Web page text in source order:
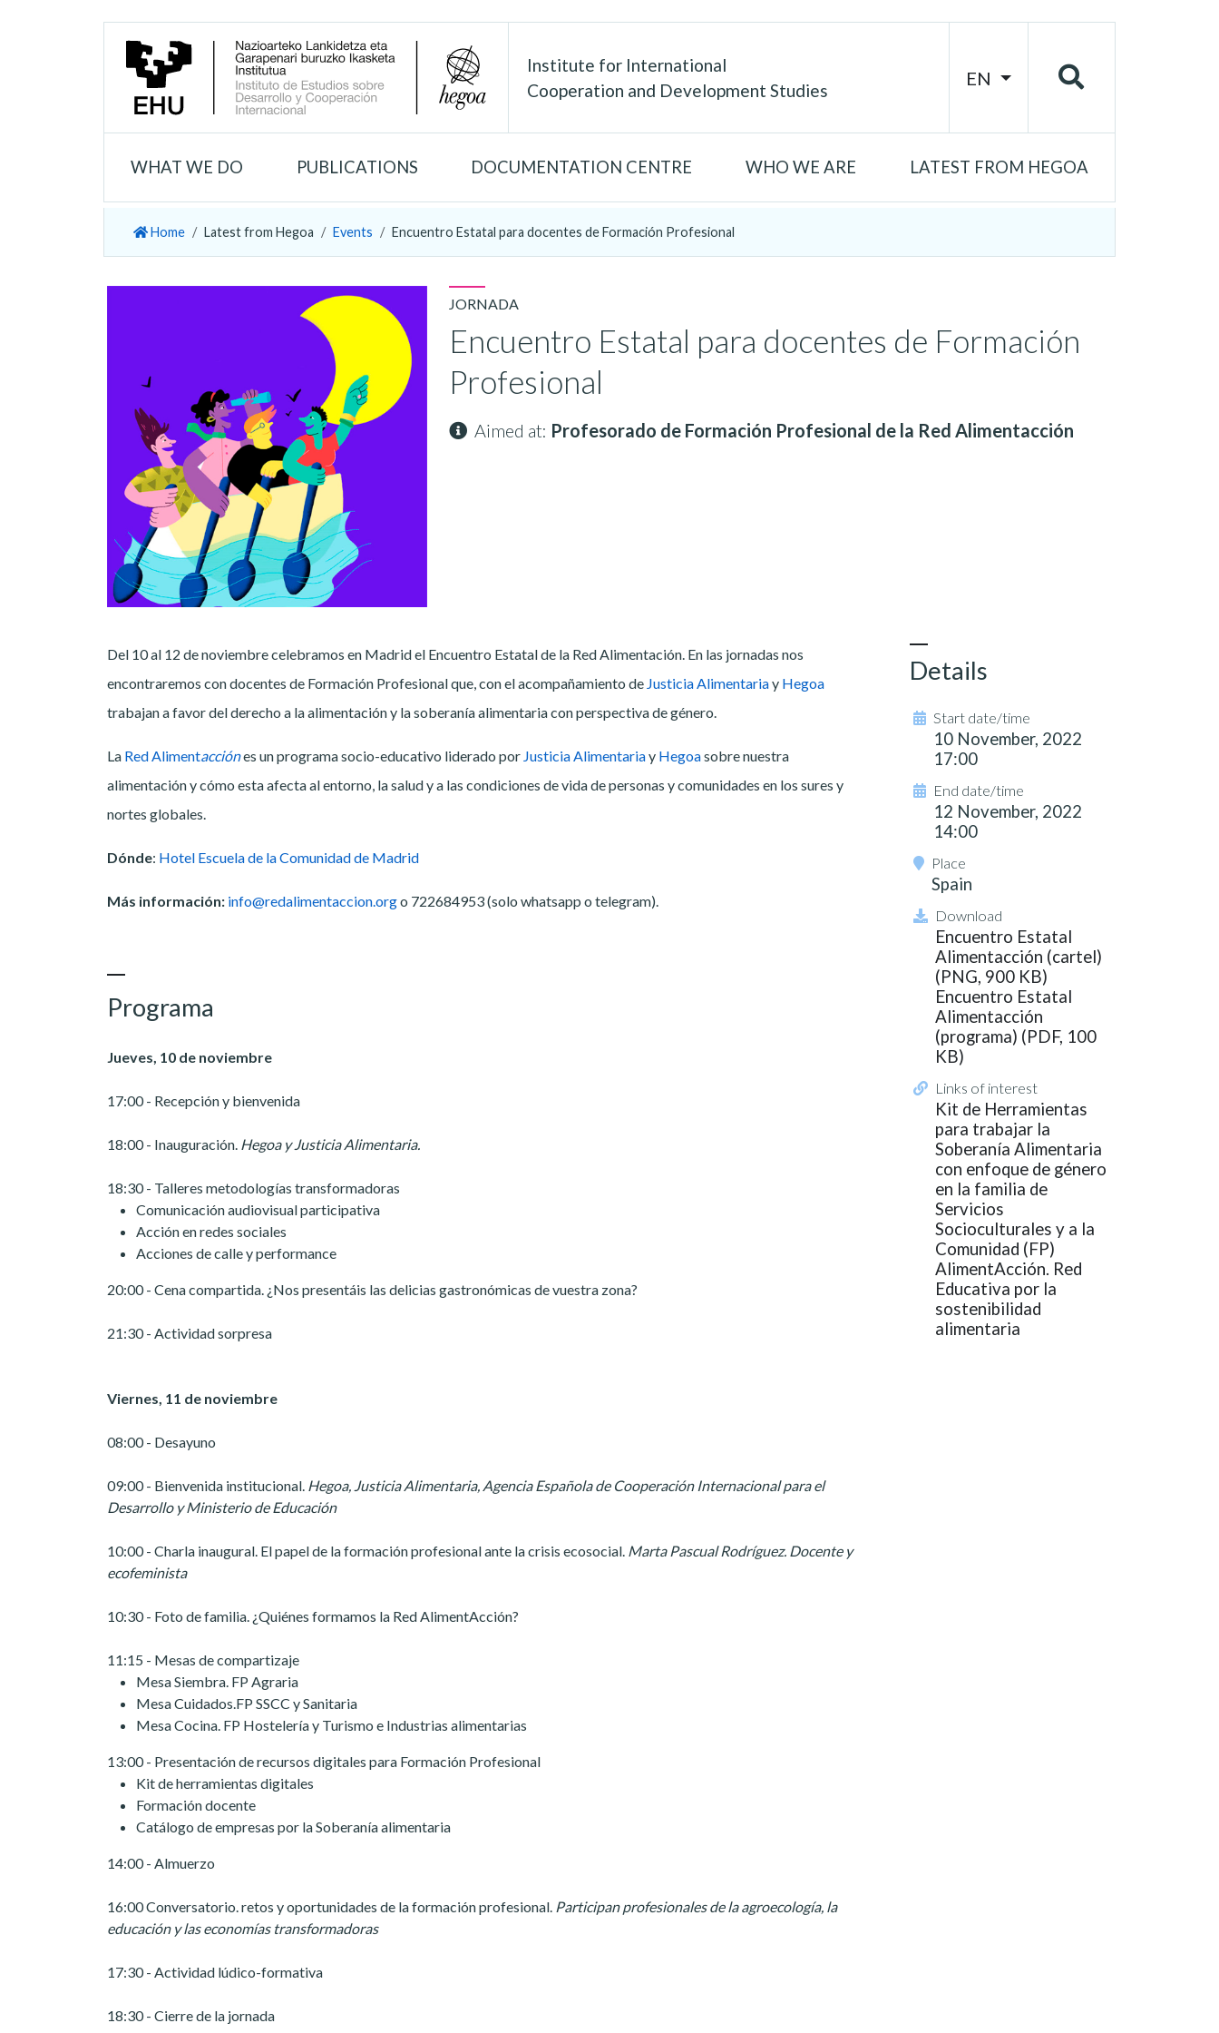
Institute for International
Cooperation and Development Studies
EN
WHAT WE DO PUBLICATIONS DOCUMENTATION CENTRE WHO WE ARE LATEST FROM HEGOA
Home Latest from Hegoa Events Encuentro Estatal para docentes de Formación Profesional
JORNADA
Encuentro Estatal para docentes de Formación
Profesional
Aimed at: Profesorado de Formación Profesional de la Red Alimentacción
Del 10 al 12 de noviembre celebramos en Madrid el Encuentro Estatal de la Red Alimentación. En las jornadas nos
encontraremos con docentes de Formación Profesional que, con el acompañamiento de Justicia Alimentariay Hegoa
trabajan a favor del derecho a la alimentación y la soberanía alimentaria con perspectiva de género.
La Red Alimentacciónes un programa socio-educativo liderado por Justicia Alimentariay Hegoasobre nuestra
alimentación y cómo esta afecta al entorno, la salud y a las condiciones de vida de personas y comunidades en los sures y
nortes globales.
Dónde: Hotel Escuela de la Comunidad de Madrid
Más información: info@redalimentaccion.orgo 722684953 (solo whatsapp o telegram).
Programa
Jueves, 10 de noviembre
17:00 - Recepción y bienvenida
18:00 - Inauguración. Hegoa y Justicia Alimentaria.
18:30 - Talleres metodologías transformadoras
Comunicación audiovisual participativa
Acción en redes sociales
Acciones de calle y performance
20:00 - Cena compartida. ¿Nos presentáis las delicias gastronómicas de vuestra zona?
21:30 - Actividad sorpresa
Viernes, 11 de noviembre
08:00 - Desayuno
09:00 - Bienvenida institucional. Hegoa, Justicia Alimentaria, Agencia Española de Cooperación Internacional para el
Desarrollo y Ministerio de Educación
10:00 - Charla inaugural. El papel de la formación profesional ante la crisis ecosocial. Marta Pascual Rodríguez. Docente y
ecofeminista
10:30 - Foto de familia. ¿Quiénes formamos la Red AlimentAcción?
11:15 - Mesas de compartizaje
Mesa Siembra. FP Agraria
Mesa Cuidados.FP SSCC y Sanitaria
Mesa Cocina. FP Hostelería y Turismo e Industrias alimentarias
13:00 - Presentación de recursos digitales para Formación Profesional
Kit de herramientas digitales
Formación docente
Catálogo de empresas por la Soberanía alimentaria
14:00 - Almuerzo
16:00 Conversatorio. retos y oportunidades de la formación profesional. Participan profesionales de la agroecología, la
educación y las economías transformadoras
17:30 - Actividad lúdico-formativa
18:30 - Cierre de la jornada
Details
Start date/time
10 November, 2022
17:00
End date/time
12 November, 2022
14:00
Place
Spain
Download
Encuentro Estatal
Alimentacción (cartel)
(PNG, 900 KB)
Encuentro Estatal
Alimentacción
(programa) (PDF, 100
KB)
Links of interest
Kit de Herramientas
para trabajar la
Soberanía Alimentaria
con enfoque de género
en la familia de
Servicios
Socioculturales y a la
Comunidad (FP)
AlimentAcción. Red
Educativa por la
sostenibilidad
alimentaria